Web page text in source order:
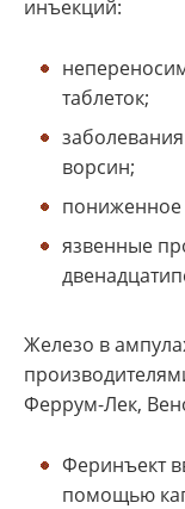
инъекций:
таблеток;
ворсин;
пониженное
язвенные
Железо в
Феррум-Лек,
Феринъект
помощью